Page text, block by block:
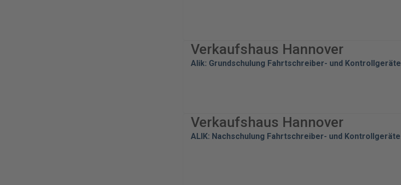
Verkaufshaus Hannover
Alik: Grundschulung Fahrtschreiber- und Kontrollgeräte
Verkaufshaus Hannover
ALIK: Nachschulung Fahrtschreiber- und Kontrollgeräte